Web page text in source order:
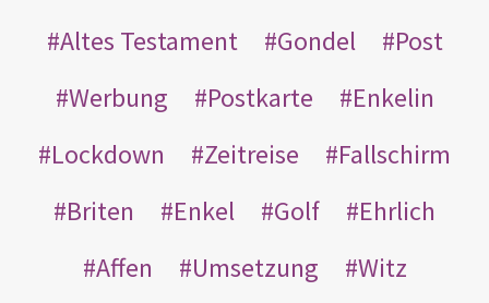
Altes Testament
Gondel
Post
Werbung
Postkarte
Enkelin
Lockdown
Zeitreise
Fallschirm
Briten
Enkel Golf
Ehrlich
Affen
Umsetzung
Witz